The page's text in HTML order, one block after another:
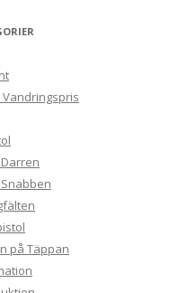
Vandringspris
på Täppan